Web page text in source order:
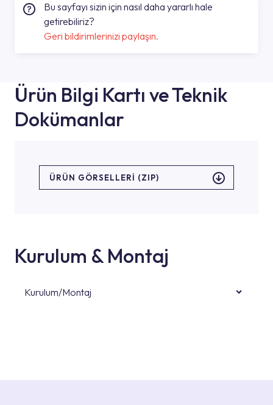
Bu sayfayı sizin için nasıl daha yararlı hale
getirebiliriz?
Geri bildirimlerinizi paylaşın.
Ürün Bilgi Kartı ve Teknik
Dokümanlar
ÜRÜN GÖRSELLERI (ZIP)
Kurulum & Montaj
Kurulum/Montaj